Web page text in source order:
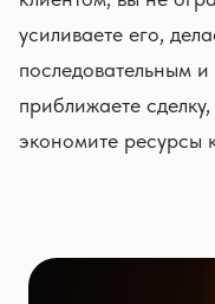
усиливаете его,
последовательным
приближаете
экономите ресурсы